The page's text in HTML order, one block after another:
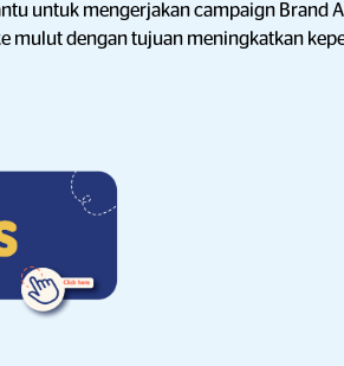
untuk mengerjakan campaign Brand
dengan tujuan meningkatkan